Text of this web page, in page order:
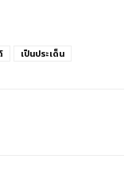
เป็นประเด็น